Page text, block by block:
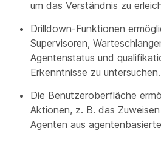
um das Verständnis zu
Drilldown-Funktionen
Supervisoren,
Agentenstatus und
Erkenntnisse zu untersuchen.
Die Benutzeroberfläche
Aktionen, z. B. das
Agenten aus